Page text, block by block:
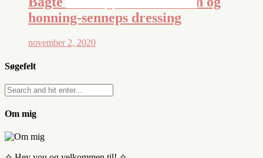
honning-senneps dressing
november 2, 2020
Søgefelt
Om mig